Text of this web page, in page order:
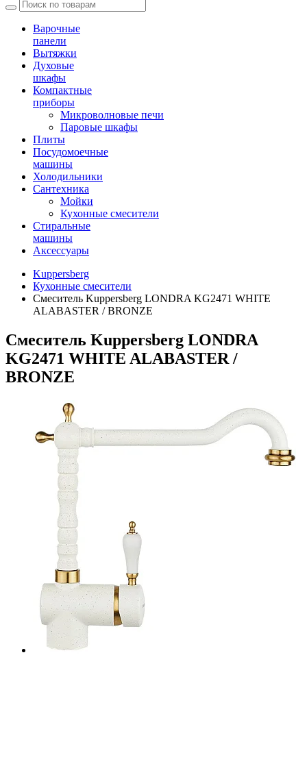
Варочные
панели
Вытяжки
Духовые
шкафы
Компактные
приборы
Микроволновые печи
Паровые шкафы
Плиты
Посудомоечные
машины
Холодильники
Сантехника
Мойки
Кухонные смесители
Стиральные
машины
Аксессуары
Kuppersberg
Кухонные смесители
Смеситель Kuppersberg LONDRA KG2471 WHITE
ALABASTER / BRONZE
Смеситель Kuppersberg LONDRA
KG2471 WHITE ALABASTER /
BRONZE